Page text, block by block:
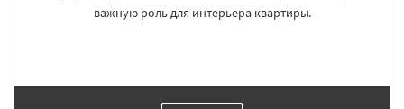
важную роль для интерьера квартиры.